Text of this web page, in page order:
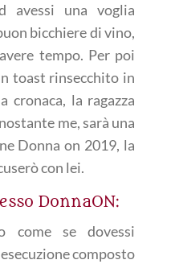
avessi una voglia
bicchiere di vino,
tempo. Per poi
toast rinsecchito in
cronaca, la ragazza
me, sarà una
Donna on 2019, la
con lei.
DonnaON:
come se dovessi
composto